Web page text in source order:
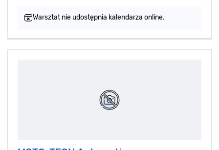
Warsztat nie udostępnia kalendarza online.